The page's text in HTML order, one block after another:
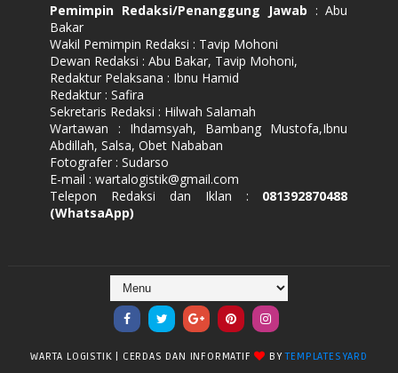
Pemimpin Redaksi/Penanggung Jawab : Abu
Bakar
Wakil Pemimpin Redaksi : Tavip Mohoni
Dewan Redaksi : Abu Bakar, Tavip Mohoni,
Redaktur Pelaksana : Ibnu Hamid
Redaktur : Safira
Sekretaris Redaksi : Hilwah Salamah
Wartawan : Ihdamsyah, Bambang Mustofa,Ibnu
Abdillah, Salsa, Obet Nababan
Fotografer : Sudarso
E-mail : wartalogistik@gmail.com
Telepon Redaksi dan Iklan : 081392870488
(WhatsaApp)
WARTA LOGISTIK | CERDAS DAN INFORMATIF BYTEMPLATESYARD